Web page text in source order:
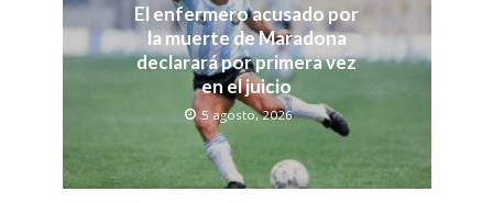
El enfermero acusado por
la muerte de Maradona
declarará por primera vez
en el juicio
5 agosto, 2026